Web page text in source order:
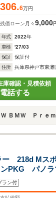
306.6万円
残価ローン 月々9,000
年式 2022年
車検
'27/03
保証
保証付
住所
兵庫県神戸市東灘
庫確認・見積依頼
電話する
ｅｍｉｕｍ Ｓｅｌｅｃｔｉ
ー 218d Mス
ンPKG パノ
ラン付